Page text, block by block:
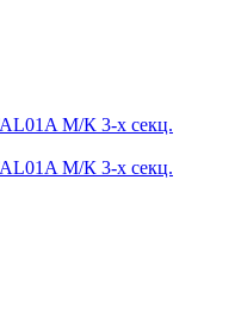
М/К 3-х секц.
М/К 3-х секц.